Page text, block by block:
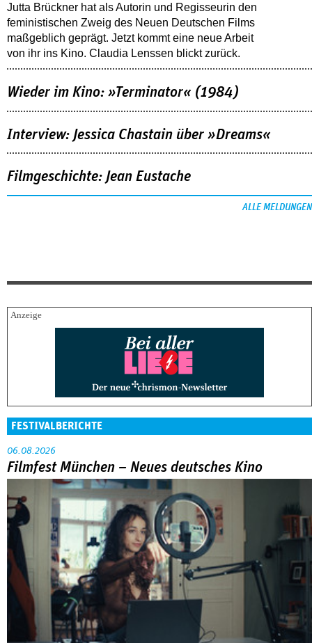
Jutta Brückner hat als Autorin und Regisseurin den
feministischen Zweig des Neuen Deutschen Films
maßgeblich geprägt. Jetzt kommt eine neue Arbeit
von ihr ins Kino. Claudia Lenssen blickt zurück.
Wieder im Kino: »Terminator« (1984)
Interview: Jessica Chastain über »Dreams«
Filmgeschichte: Jean Eustache
ALLE MELDUNGEN
FESTIVALBERICHTE
06.08.2026
Filmfest München – Neues deutsches Kino